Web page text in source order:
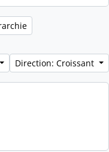
Direction: Croissant